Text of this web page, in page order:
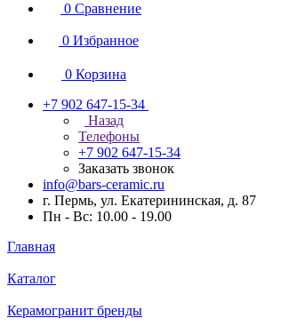
0 Сравнение
0 Избранное
0 Корзина
+7 902 647-15-34
Назад
Телефоны
+7 902 647-15-34
Заказать звонок
info@bars-ceramic.ru
г. Пермь, ул. Екатерининская, д. 87
Пн - Вс: 10.00 - 19.00
Главная
Каталог
Керамогранит бренды